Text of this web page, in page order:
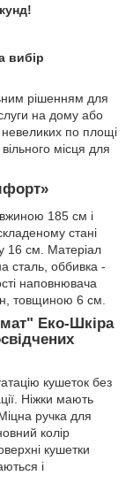
вибір
рішенням для
на дому або
невеликих по площі
місця для
185 см і
стані
16 см. Матеріал
сталь, оббивка -
наповнювача
товщиною 6 см.
Еко-Шкіра
кушеток без
Ніжки мають
ручка для
колір
кушетки
і